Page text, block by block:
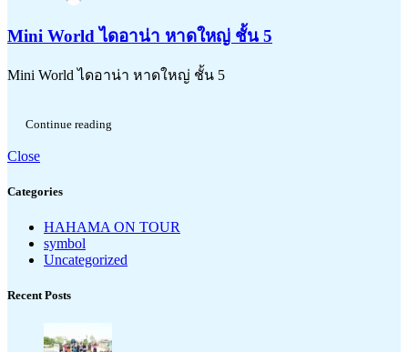
Mini World ไดอาน่า หาดใหญ่ ชั้น 5
Mini World ไดอาน่า หาดใหญ่ ชั้น 5
Continue reading
Close
Categories
HAHAMA ON TOUR
symbol
Uncategorized
Recent Posts